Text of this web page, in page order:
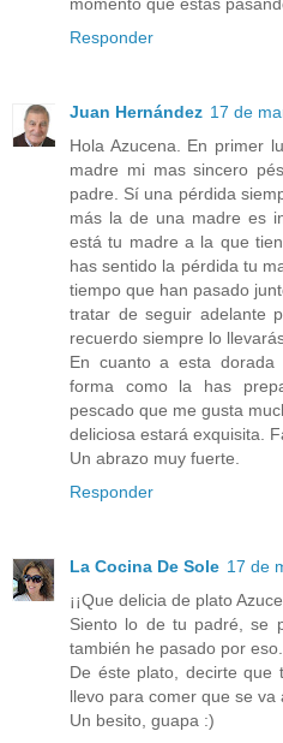
momento que estás
Responder
Juan Hernández 17 de
Hola Azucena. En primer
madre mi mas sincero
padre. Sí una pérdida
más la de una madre es
está tu madre a la que
has sentido la pérdida tu
tiempo que han pasado
tratar de seguir adelante
recuerdo siempre lo
En cuanto a esta
forma como la has
pescado que me gusta
deliciosa estará exquisita.
Un abrazo muy fuerte.
Responder
La Cocina De Sole 17 de
¡¡Que delicia de plato
Siento lo de tu padré, se
también he pasado por
De éste plato, decirte que
llevo para comer que se
Un besito, guapa :)